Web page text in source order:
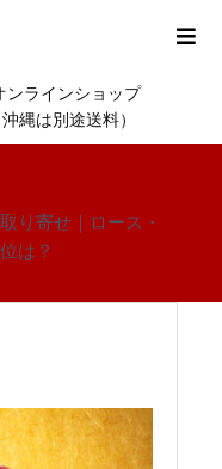
ンラインショップ
縄は別途送料）
り寄せ｜ロース・
は？